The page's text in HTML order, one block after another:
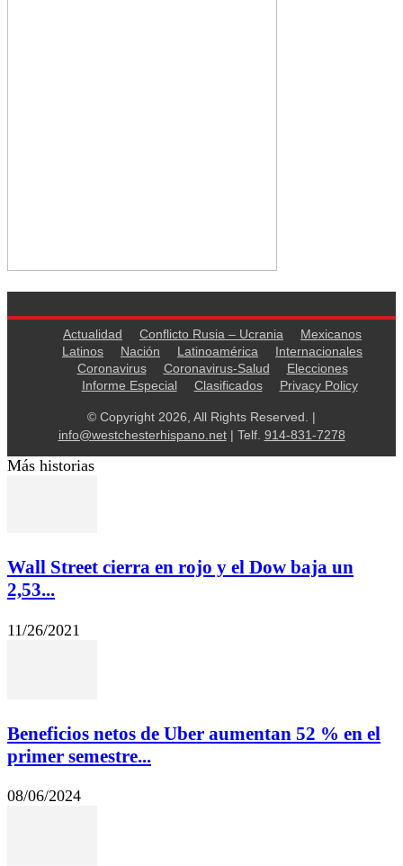
Actualidad Conflicto Rusia – Ucrania
Mexicanos
Latinos
Nación Latinoamérica
Internacionales
Coronavirus
Coronavirus-Salud
Elecciones
Informe Especial
Clasificados Privacy Policy
© Copyright 2026, All Rights Reserved. |
info@westchesterhispano.net| Telf. 914-831-7278
Más historias
Wall Street cierra en rojo y el Dow baja un
2,53...
11/26/2021
Beneficios netos de Uber aumentan 52 % en el
primer semestre...
08/06/2024